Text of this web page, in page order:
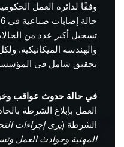
تسجيل أكبر عدد من
والهندسة الميكانيكية.
تحقيق شامل في
في حالة حدوث عواقب
العمل بإبلاغ الشرطة
الشرطة (يرى إجراءات
المهنية وحوادث العمل